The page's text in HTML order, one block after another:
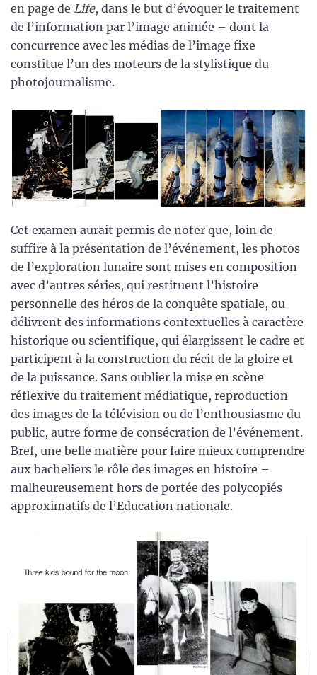
en page de Life, dans le but d’évoquer le traitement
de l’information par l’image animée – dont la
concurrence avec les médias de l’image fixe
constitue l’un des moteurs de la stylistique du
photojournalisme.
Cet examen aurait permis de noter que, loin de
suffire à la présentation de l’événement, les photos
de l’exploration lunaire sont mises en composition
avec d’autres séries, qui restituent l’histoire
personnelle des héros de la conquête spatiale, ou
délivrent des informations contextuelles à caractère
historique ou scientifique, qui élargissent le cadre et
participent à la construction du récit de la gloire et
de la puissance. Sans oublier la mise en scène
réflexive du traitement médiatique, reproduction
des images de la télévision ou de l’enthousiasme du
public, autre forme de consécration de l’événement.
Bref, une belle matière pour faire mieux comprendre
aux bacheliers le rôle des images en histoire –
malheureusement hors de portée des polycopiés
approximatifs de l’Education nationale.